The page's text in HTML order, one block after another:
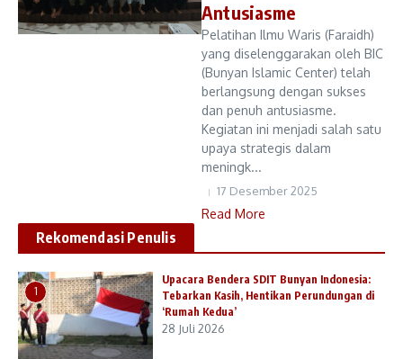
Antusiasme
Pelatihan Ilmu Waris (Faraidh)
yang diselenggarakan oleh BIC
(Bunyan Islamic Center) telah
berlangsung dengan sukses
dan penuh antusiasme.
Kegiatan ini menjadi salah satu
upaya strategis dalam
meningk...
17 Desember 2025
Read More
Rekomendasi Penulis
1
Upacara Bendera SDIT Bunyan Indonesia:
Tebarkan Kasih, Hentikan Perundungan di
‘Rumah Kedua’
28 Juli 2026